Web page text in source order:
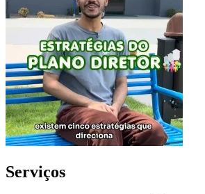
Serviços